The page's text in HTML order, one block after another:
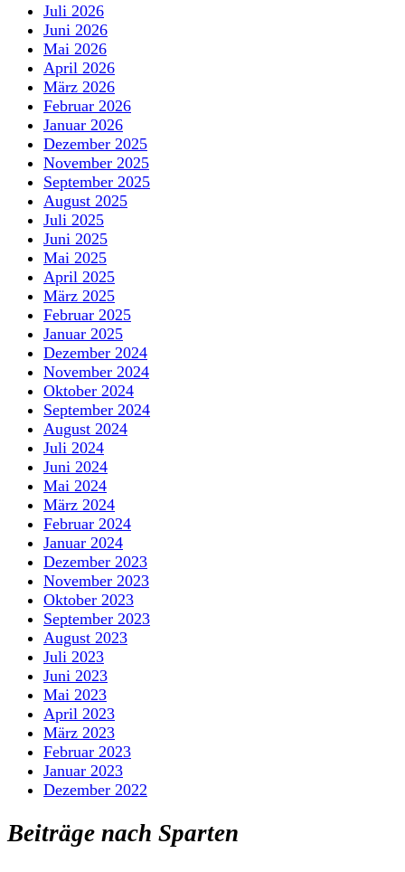
Juli 2026
Juni 2026
Mai 2026
April 2026
März 2026
Februar 2026
Januar 2026
Dezember 2025
November 2025
September 2025
August 2025
Juli 2025
Juni 2025
Mai 2025
April 2025
März 2025
Februar 2025
Januar 2025
Dezember 2024
November 2024
Oktober 2024
September 2024
August 2024
Juli 2024
Juni 2024
Mai 2024
März 2024
Februar 2024
Januar 2024
Dezember 2023
November 2023
Oktober 2023
September 2023
August 2023
Juli 2023
Juni 2023
Mai 2023
April 2023
März 2023
Februar 2023
Januar 2023
Dezember 2022
Beiträge nach Sparten